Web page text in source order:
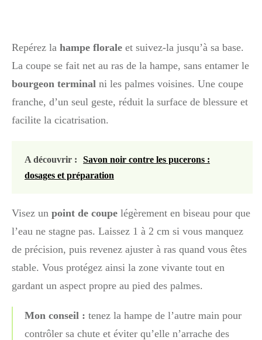
Repérez la hampe florale et suivez-la jusqu’à sa base.
La coupe se fait net au ras de la hampe, sans entamer le
bourgeon terminal ni les palmes voisines. Une coupe
franche, d’un seul geste, réduit la surface de blessure et
facilite la cicatrisation.
A découvrir :
Savon noir contre les pucerons :
dosages et préparation
Visez un point de coupe légèrement en biseau pour que
l’eau ne stagne pas. Laissez 1 à 2 cm si vous manquez
de précision, puis revenez ajuster à ras quand vous êtes
stable. Vous protégez ainsi la zone vivante tout en
gardant un aspect propre au pied des palmes.
Mon conseil : tenez la hampe de l’autre main pour
contrôler sa chute et éviter qu’elle n’arrache des